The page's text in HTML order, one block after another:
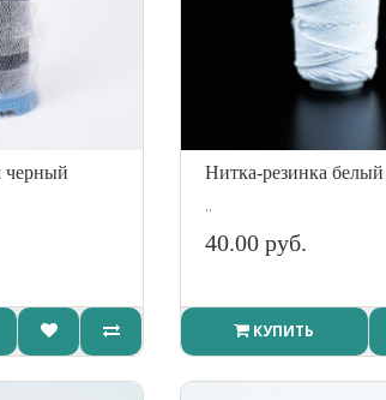
черный
Нитка-резинка белый
..
40.00 руб.
КУПИТЬ